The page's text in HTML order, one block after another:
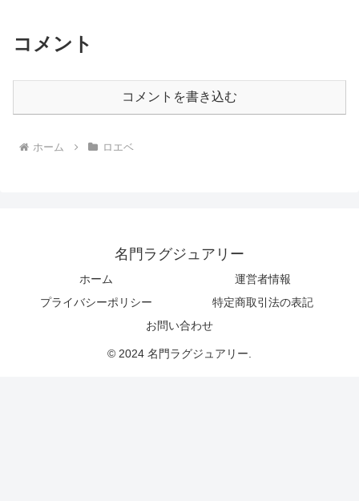
コメント
コメントを書き込む
ホーム ロエベ
名門ラグジュアリー
ホーム
運営者情報
プライバシーポリシー
特定商取引法の表記
お問い合わせ
© 2024 名門ラグジュアリー.